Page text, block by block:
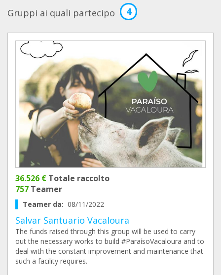
Gruppi ai quali partecipo 4
36.526 € Totale raccolto
757 Teamer
Teamer da: 08/11/2022
Salvar Santuario Vacaloura
The funds raised through this group will be used to carry
out the necessary works to build #ParaísoVacaloura and to
deal with the constant improvement and maintenance that
such a facility requires.